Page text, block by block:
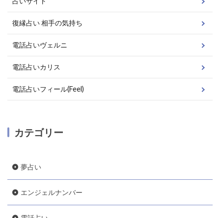
復縁占い 相手の気持ち
電話占いヴェルニ
電話占いカリス
電話占いフィール(Feel)
カテゴリー
夢占い
エンジェルナンバー